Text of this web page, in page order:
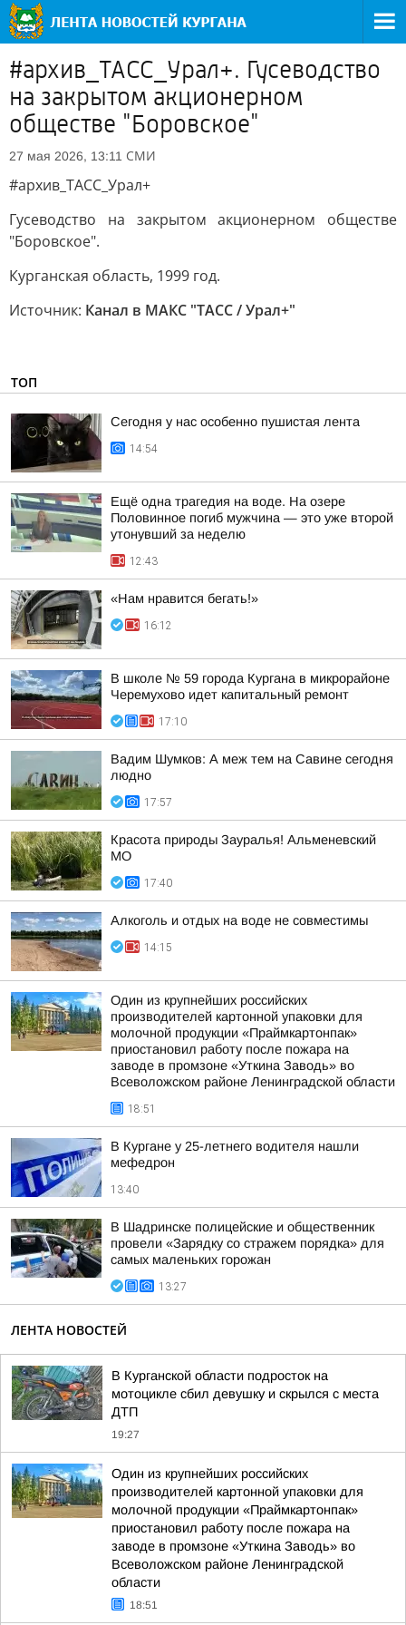
#архив_ТАСС_Урал+. Гусеводство
на закрытом акционерном
обществе "Боровское"
27 мая 2026, 13:11 СМИ
#архив_ТАСС_Урал+
Гусеводство на закрытом акционерном обществе
"Боровское".
Курганская область, 1999 год.
Источник: Канал в МАКС "ТАСС / Урал+"
ТОП
Сегодня у нас особенно пушистая лента
14:54
Ещё одна трагедия на воде. На озере
Половинное погиб мужчина — это уже второй
утонувший за неделю
12:43
«Нам нравится бегать!»
16:12
В школе № 59 города Кургана в микрорайоне
Черемухово идет капитальный ремонт
17:10
Вадим Шумков: А меж тем на Савине сегодня
людно
17:57
Красота природы Зауралья! Альменевский
МО
17:40
Алкоголь и отдых на воде не совместимы
14:15
Один из крупнейших российских
производителей картонной упаковки для
молочной продукции «Праймкартонпак»
приостановил работу после пожара на
заводе в промзоне «Уткина Заводь» во
Всеволожском районе Ленинградской области
18:51
В Кургане у 25-летнего водителя нашли
мефедрон
13:40
В Шадринске полицейские и общественник
провели «Зарядку со стражем порядка» для
самых маленьких горожан
13:27
ЛЕНТА НОВОСТЕЙ
В Курганской области подросток на
мотоцикле сбил девушку и скрылся с места
ДТП
19:27
Один из крупнейших российских
производителей картонной упаковки для
молочной продукции «Праймкартонпак»
приостановил работу после пожара на
заводе в промзоне «Уткина Заводь» во
Всеволожском районе Ленинградской
области
18:51